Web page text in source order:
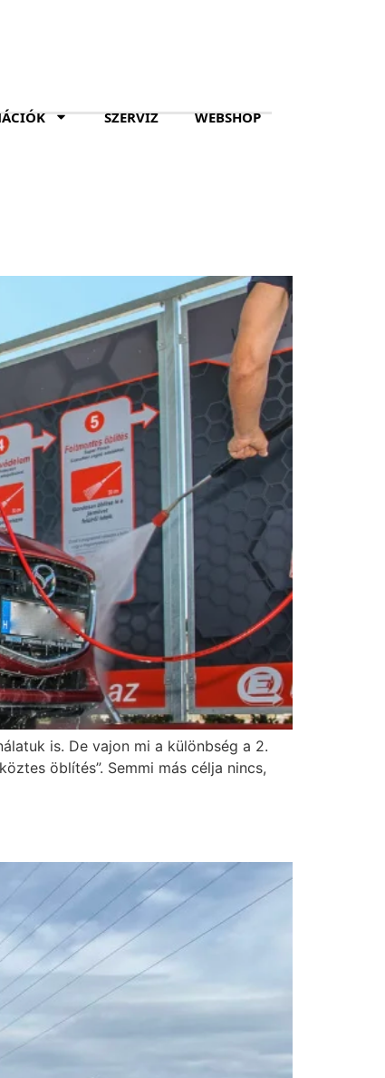
SZERVIZ WEBSHOP
is. De vajon mi a különbség a 2.
öblítés”. Semmi más célja nincs,